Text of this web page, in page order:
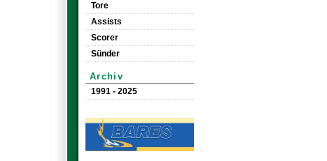
Tore
Assists
Scorer
Sünder
Archiv
1991 - 2025